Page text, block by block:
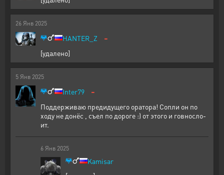
26 Янв 2025
HANTER_Z -
[удалено]
5 Янв 2025
Inter79 -
Поддерживаю предидущего оратора! Сопли он по
ходу не донёс , съел по дороге :) от этого и говносло-
ит.
6 Янв 2025
Kamisar